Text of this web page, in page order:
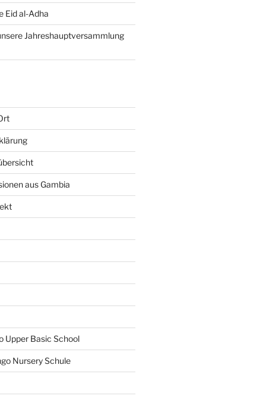
Eid al-Adha
Jahreshauptversammlung
aus Gambia
Upper Basic School
Nursery Schule